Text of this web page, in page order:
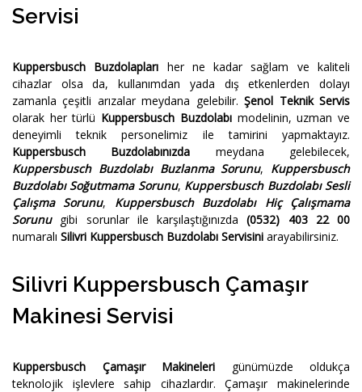
Servisi
Kuppersbusch Buzdolapları her ne kadar sağlam ve kaliteli
cihazlar olsa da, kullanımdan yada dış etkenlerden dolayı
zamanla çeşitli arızalar meydana gelebilir.Şenol Teknik Servis
olarak her türlü Kuppersbusch Buzdolabımodelinin, uzman ve
deneyimli teknik personelimiz ile tamirini yapmaktayız.
Kuppersbusch Buzdolabınızda meydana gelebilecek,
Kuppersbusch Buzdolabı Buzlanma Sorunu, Kuppersbusch
Buzdolabı Soğutmama Sorunu, Kuppersbusch Buzdolabı Sesli
Çalışma Sorunu, Kuppersbusch Buzdolabı Hiç Çalışmama
Sorunugibi sorunlar ile karşılaştığınızda(0532) 403 22 00
numaralı Silivri Kuppersbusch Buzdolabı Servisini arayabilirsiniz.
Silivri Kuppersbusch Çamaşır
Makinesi Servisi
Kuppersbusch Çamaşır Makineleri günümüzde oldukça
teknolojik işlevlere sahip cihazlardır. Çamaşır makinelerinde